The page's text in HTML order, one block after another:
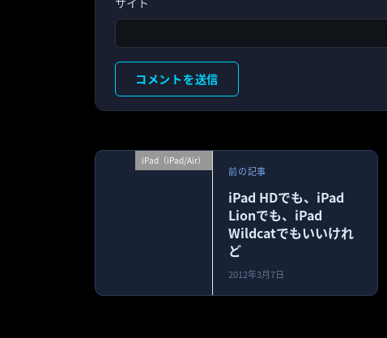
iPad（iPad/Air）
前の記事
iPad HDでも、iPad
Lionでも、iPad
Wildcatでもいいけれ
ど
2012年3月7日